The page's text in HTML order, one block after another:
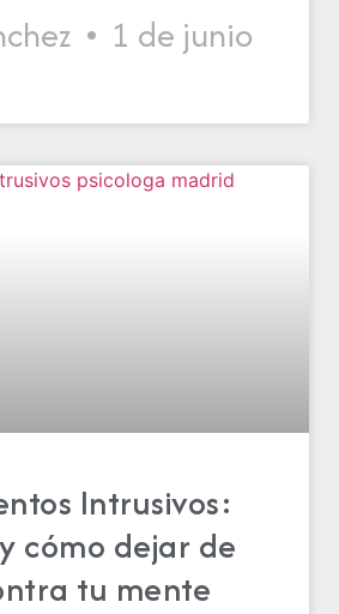
1 de junio
Intrusivos:
cómo dejar de
tu mente